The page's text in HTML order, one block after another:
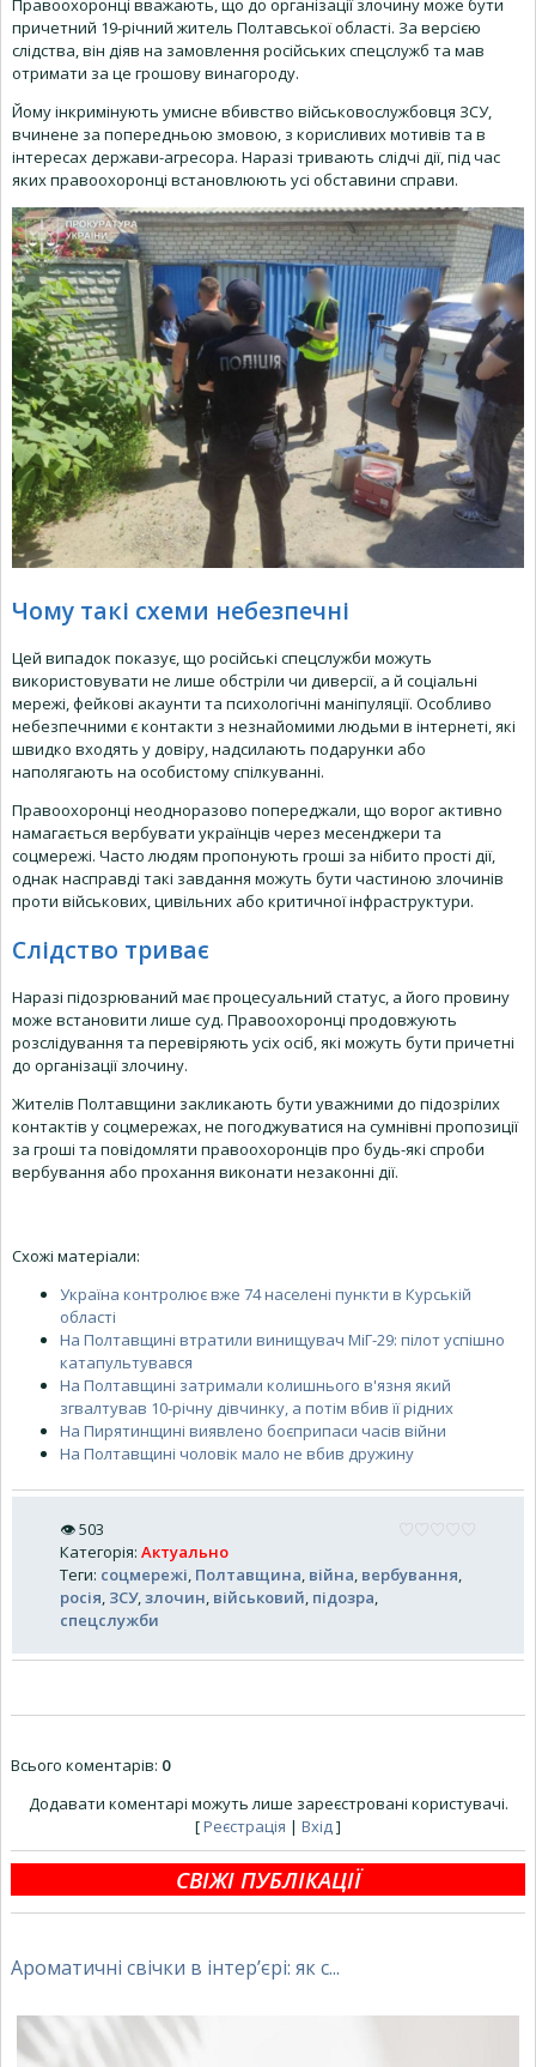
причетний 19-річний житель Полтавської області. За версією
слідства, він діяв на замовлення російських спецслужб та мав
отримати за це грошову винагороду.
Йому інкримінують умисне вбивство військовослужбовця ЗСУ,
вчинене за попередньою змовою, з корисливих мотивів та в
інтересах держави-агресора. Наразі тривають слідчі дії, під час
яких правоохоронці встановлюють усі обставини справи.
Чому такі схеми небезпечні
Цей випадок показує, що російські спецслужби можуть
використовувати не лише обстріли чи диверсії, а й соціальні
мережі, фейкові акаунти та психологічні маніпуляції. Особливо
небезпечними є контакти з незнайомими людьми в інтернеті, які
швидко входять у довіру, надсилають подарунки або
наполягають на особистому спілкуванні.
Правоохоронці неодноразово попереджали, що ворог активно
намагається вербувати українців через месенджери та
соцмережі. Часто людям пропонують гроші за нібито прості дії,
однак насправді такі завдання можуть бути частиною злочинів
проти військових, цивільних або критичної інфраструктури.
Слідство триває
Наразі підозрюваний має процесуальний статус, а його провину
може встановити лише суд. Правоохоронці продовжують
розслідування та перевіряють усіх осіб, які можуть бути причетні
до організації злочину.
Жителів Полтавщини закликають бути уважними до підозрілих
контактів у соцмережах, не погоджуватися на сумнівні пропозиції
за гроші та повідомляти правоохоронців про будь-які спроби
вербування або прохання виконати незаконні дії.
Схожі матеріали:
Україна контролює вже 74 населені пункти в Курській
області
На Полтавщині втратили винищувач МіГ-29: пілот успішно
катапультувався
На Полтавщині затримали колишнього в'язня який
згвалтував 10-річну дівчинку, а потім вбив її рідних
На Пирятинщині виявлено боєприпаси часів війни
На Полтавщині чоловік мало не вбив дружину
👁503
Категорія: Актуально
Теги: соцмережі Полтавщина війна вербування
росія ЗСУ, злочин військовий підозра
спецслужби
Всього коментарів: 0
Додавати коментарі можуть лише зареєстровані користувачі.
[Реєстрація | Вхід ]
СВІЖІ ПУБЛІКАЦІЇ
Ароматичні свічки в інтер’єрі: як с...